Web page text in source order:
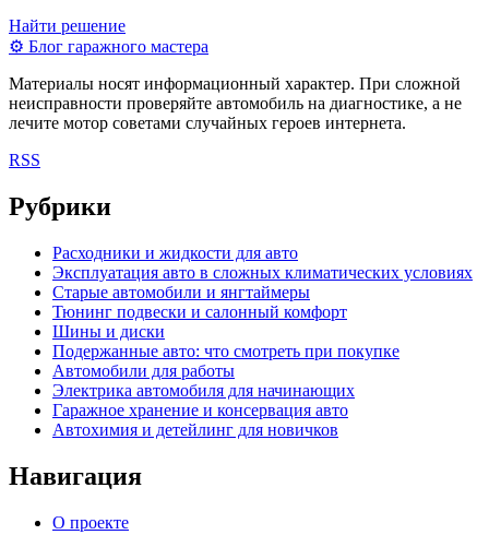
Найти решение
⚙ Блог гаражного мастера
Материалы носят информационный характер. При сложной
неисправности проверяйте автомобиль на диагностике, а не
лечите мотор советами случайных героев интернета.
RSS
Рубрики
Расходники и жидкости для авто
Эксплуатация авто в сложных климатических условиях
Старые автомобили и янгтаймеры
Тюнинг подвески и салонный комфорт
Шины и диски
Подержанные авто: что смотреть при покупке
Автомобили для работы
Электрика автомобиля для начинающих
Гаражное хранение и консервация авто
Автохимия и детейлинг для новичков
Навигация
О проекте